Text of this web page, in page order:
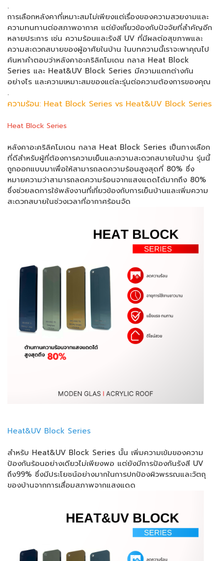
.
การเลือกหลังคาที่เหมาะสมไม่เพียงแต่เรื่องของความสวยงามและ
ความทนทานต่อสภาพอากาศ แต่ยังเกี่ยวข้องกับปัจจัยที่สำคัญอีก
หลายประการ เช่น ความร้อนและรังสี UV ที่มีผลต่อสุขภาพและ
ความสะดวกสบายของผู้อาศัยในบ้าน ในบทความนี้เราจะพาคุณไป
ค้นหาคำตอบว่าหลังคาอะคริลิคโมเดน กลาส Heat Block
Series และ Heat&UV Block Series มีความแตกต่างกัน
อย่างไร และความเหมาะสมของแต่ละรุ่นต่อความต้องการของคุณ
.
ความร้อน: Heat Block Series vs Heat&UV Block Series
Heat Block Series
หลังคาอะคริลิคโมเดน กลาส Heat Block Series เป็นทางเลือก
ที่ดีสำหรับผู้ที่ต้องการความเย็นและความสะดวกสบายในบ้าน รุ่นนี้
ถูกออกแบบมาเพื่อให้สามารถลดความร้อนสูงสุดที่ 80% ซึ่ง
หมายความว่าสามารถลดความร้อนจากแสงแดดได้มากถึง 80%
ซึ่งช่วยลดการใช้พลังงานที่เกี่ยวข้องกับการเย็นบ้านและเพิ่มความ
สะดวกสบายในช่วงเวลาที่อากาศร้อนจัด
Heat&UV Block Series
สำหรับ Heat&UV Block Series นั้น เพิ่มความเข้มของความ
ป้องกันร้อนอย่างเดียวไม่เพียงพอ แต่ยังมีการป้องกันรังสี UV
ถึง99% ซึ่งมีประโยชน์อย่างมากในการปกป้องผิวพรรณและวัตถุ
ของบ้านจากการเสื่อมสภาพจากแสงแดด